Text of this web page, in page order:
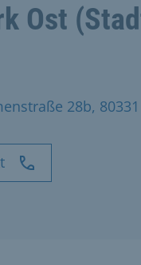
Ost
28b,